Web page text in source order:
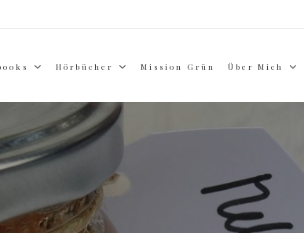
Hörbücher Mission Grün Über Mich